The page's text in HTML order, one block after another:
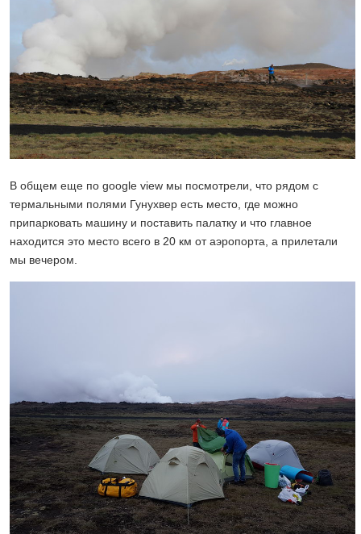
В общем еще по google view мы посмотрели, что рядом с
термальными полями Гунухвер есть место, где можно
припарковать машину и поставить палатку и что главное
находится это место всего в 20 км от аэропорта, а прилетали
мы вечером.